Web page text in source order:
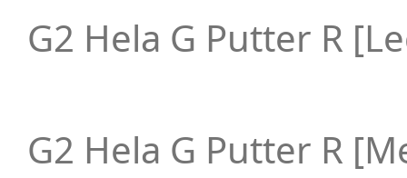
G2 Hela G Putter R
G2 Hela G Putter R